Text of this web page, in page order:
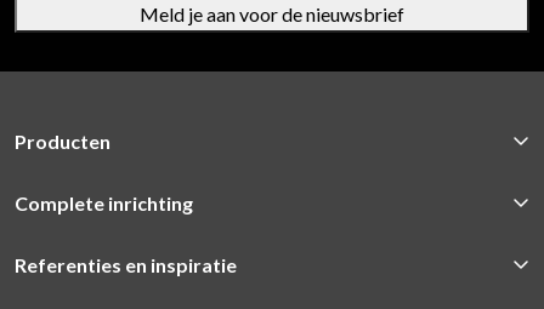
Meld je aan voor de nieuwsbrief
Producten
Complete inrichting
Referenties en inspiratie